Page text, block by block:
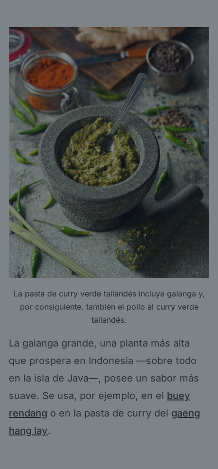
La pasta de curry verde tailandésincluye galanga y,
por consiguiente, también el pollo al curry verde
tailandés.
La galanga grande, una planta más alta
que prospera en Indonesia —sobre todo
en la isla de Java—, posee un sabor más
suave. Se usa, por ejemplo, en el buey
rendang o en la pasta de curry del gaeng
hang lay.